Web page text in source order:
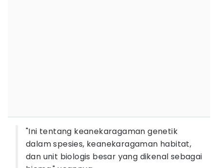
"Ini tentang keanekaragaman genetik
dalam spesies, keanekaragaman habitat,
dan unit biologis besar yang dikenal sebagai